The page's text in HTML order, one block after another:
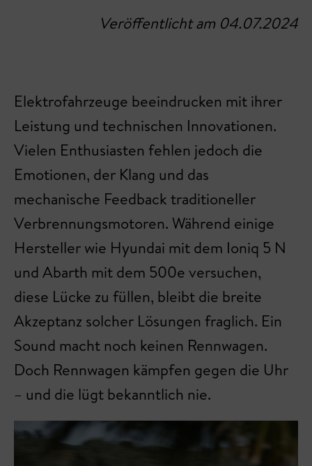
Veröffentlicht am 04.07.2024
Elektrofahrzeuge beeindrucken mit ihrer
Leistung und technischen Innovationen.
Vielen Enthusiasten fehlen jedoch die
Emotionen, der Klang und das
mechanische Feedback traditioneller
Verbrennungsmotoren. Während einige
Hersteller wie Hyundai mit dem Ioniq 5 N
und Abarth mit dem 500e versuchen,
diese Lücke zu füllen, bleibt die breite
Akzeptanz solcher Lösungen fraglich. Ein
Sound macht noch keinen Rennwagen.
Doch Rennwagen kämpfen gegen die Uhr
– und die lügt bekanntlich nie.